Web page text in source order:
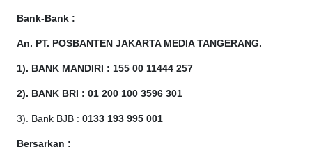
Bank-Bank :
An. PT. POSBANTEN JAKARTA MEDIA TANGERANG.
1). BANK MANDIRI : 155 00 11444 257
2). BANK BRI : 01 200 100 3596 301
3). Bank BJB : 0133 193 995 001
Bersarkan :